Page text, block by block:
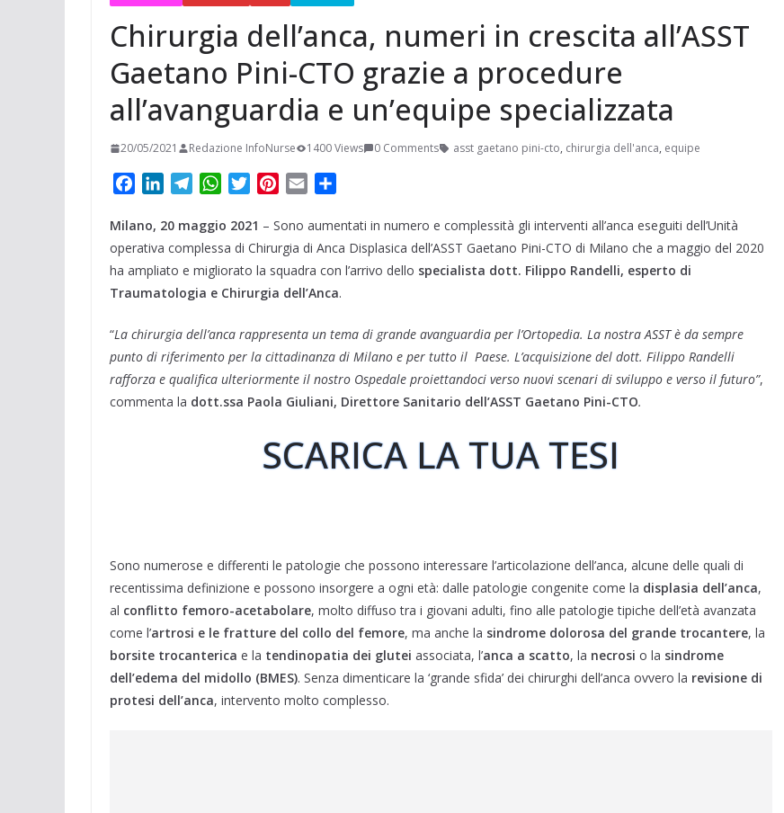
Chirurgia dell’anca, numeri in crescita all’ASST
Gaetano Pini-CTO grazie a procedure
all’avanguardia e un’equipe specializzata
20/05/2021 Redazione InfoNurse 1400 Views 0 Comments asst gaetano pini-cto, chirurgia dell'anca, equipe
c
e
b
o
k
n
k
e
d
n
l
e
g
r
m
W
a
t
s
A
p
i
t
t
e
n
t
e
r
s
t
a
i
l
n
d
i
v
d
i
Milano, 20 maggio 2021 – Sono aumentati in numero e complessità gli interventi all’anca eseguiti dell’Unità
operativa complessa di Chirurgia di Anca Displasica dell’ASST Gaetano Pini-CTO di Milano che a maggio del 2020
ha ampliato e migliorato la squadra con l’arrivo dello specialista dott. Filippo Randelli, esperto di
Traumatologia e Chirurgia dell’Anca.
“La chirurgia dell’anca rappresenta un tema di grande avanguardia per l’Ortopedia. La nostra ASST è da sempre
punto di riferimento per la cittadinanza di Milano e per tutto il Paese. L’acquisizione del dott. Filippo Randelli
rafforza e qualifica ulteriormente il nostro Ospedale proiettandoci verso nuovi scenari di sviluppo e verso il futuro”,
commenta la dott.ssa Paola Giuliani, Direttore Sanitario dell’ASST Gaetano Pini-CTO.
SCARICA LA TUA TESI
Sono numerose e differenti le patologie che possono interessare l’articolazione dell’anca, alcune delle quali di
recentissima definizione e possono insorgere a ogni età: dalle patologie congenite come la displasia dell’anca,
al conflitto femoro-acetabolare, molto diffuso tra i giovani adulti, fino alle patologie tipiche dell’età avanzata
come l’artrosi e le fratture del collo del femore, ma anche la sindrome dolorosa del grande trocantere, la
borsite trocanterica e la tendinopatia dei glutei associata, l’anca a scatto, la necrosi o la sindrome
dell’edema del midollo (BMES). Senza dimenticare la ‘grande sfida’ dei chirurghi dell’anca ovvero la revisione di
protesi dell’anca, intervento molto complesso.